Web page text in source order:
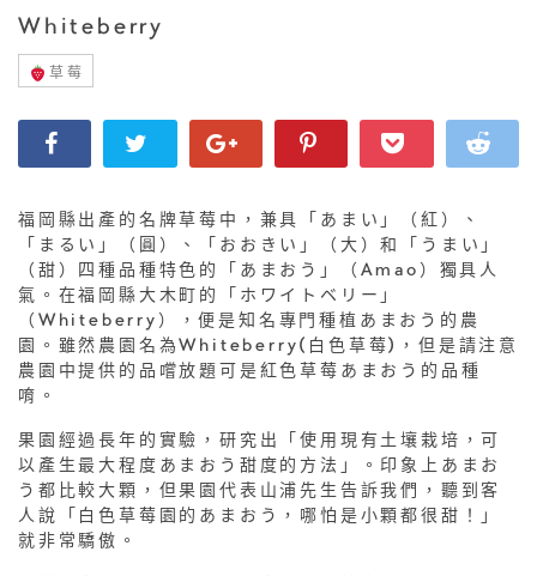
Whiteberry
草莓
福岡縣出產的名牌草莓中，兼具「あまい」（紅）、
「まるい」（圓）、「おおきい」（大）和「うまい」
（甜）四種品種特色的「あまおう」（Amao）獨具人
氣。在福岡縣大木町的「ホワイトベリー」
（Whiteberry），便是知名專門種植あまおう的農
園。雖然農園名為Whiteberry(白色草莓)，但是請注意
農園中提供的品嚐放題可是紅色草莓あまおう的品種
唷。
果園經過長年的實驗，研究出「使用現有土壤栽培，可
以產生最大程度あまおう甜度的方法」。印象上あまお
う都比較大顆，但果園代表山浦先生告訴我們，聽到客
人說「白色草莓園的あまおう，哪怕是小顆都很甜！」
就非常驕傲。